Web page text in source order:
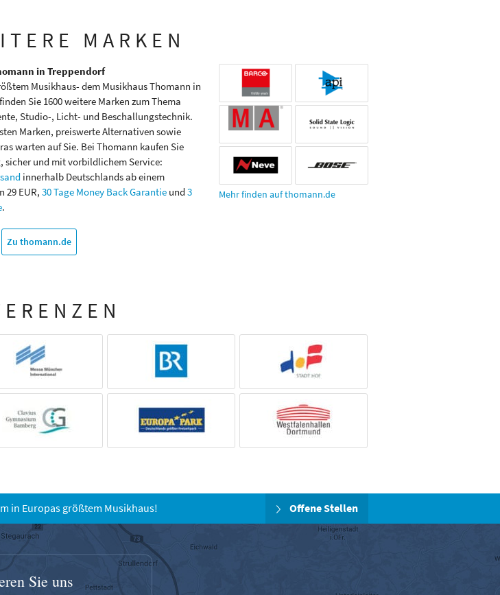
MARKEN
in Treppendorf
Musikhaus- dem Musikhaus Thomann in
Sie 1600 weitere Marken zum Thema
Studio-, Licht- und Beschallungstechnik.
Marken, preiswerte Alternativen sowie
warten auf Sie. Bei Thomann kaufen Sie
sicher und mit vorbildlichem Service:
innerhalb Deutschlands ab einem
29 EUR, 30 Tage Money Back Garantie und 3
.
Mehr finden auf thomann.de
Zu thomann.de
in Europas größtem Musikhaus! Offene Stellen
Sie uns